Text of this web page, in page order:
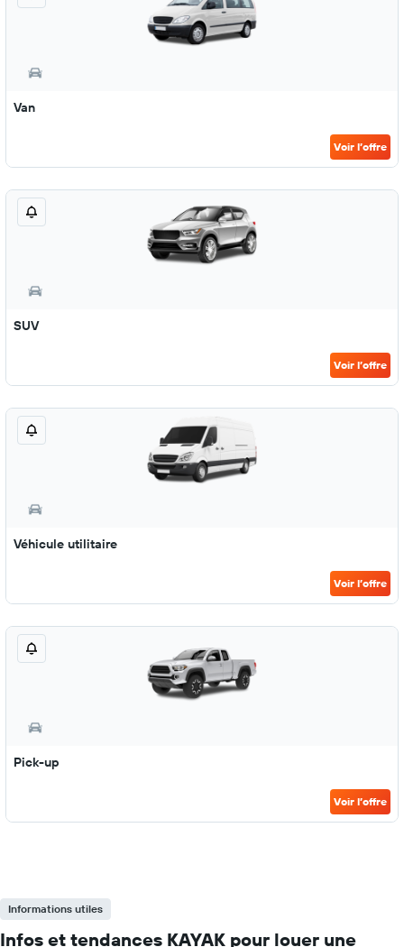
Van
Voir l’offre
SUV
Voir l’offre
Véhicule utilitaire
Voir l’offre
Pick-up
Voir l’offre
Informations utiles
Infos et tendances KAYAK pour louer une